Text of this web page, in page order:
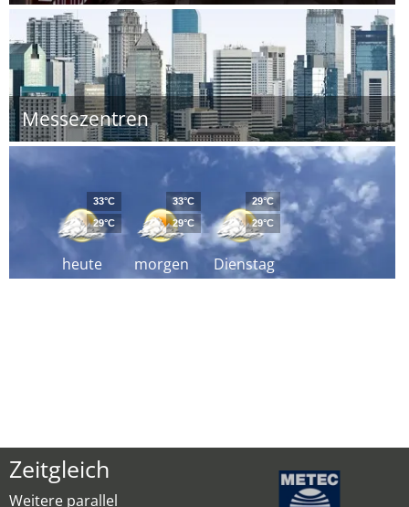
Messezentren
heute
33°C
29°C
morgen
33°C
29°C
Dienstag
29°C
29°C
Zeitgleich
Weitere parallel